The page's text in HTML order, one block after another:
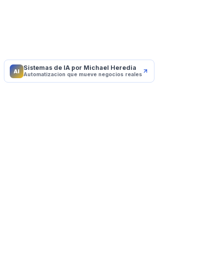
AI Sistemas de IA por Michael Heredia
Automatizacion que mueve negocios reales